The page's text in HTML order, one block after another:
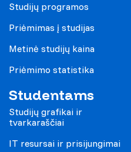
Studijų programos
Priėmimas į studijas
Metinė studijų kaina
Priėmimo statistika
Studentams
Studijų grafikai ir
tvarkaraščiai
IT resursai ir prisijungimai